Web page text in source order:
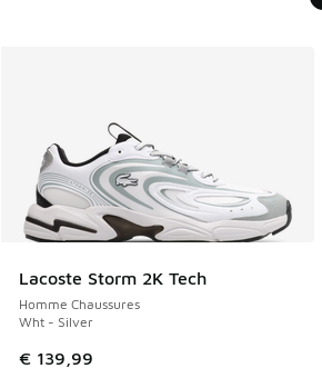
Lacoste Storm 2K Tech
Homme Chaussures
Wht - Silver
€ 139,99